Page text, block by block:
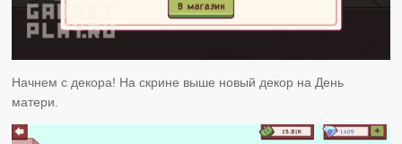
Начнем с декора! На скрине выше новый декор на День
матери.